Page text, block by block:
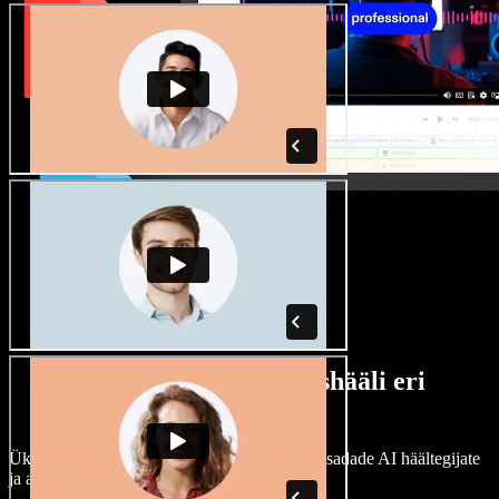
Lai valik mees- ja naishääli eri
aktsentidega
Ükski projekt ei pea kõlama ühtemoodi. Vali sadade AI häältegijate
ja aktsentide hulgast ning kohanda neid.